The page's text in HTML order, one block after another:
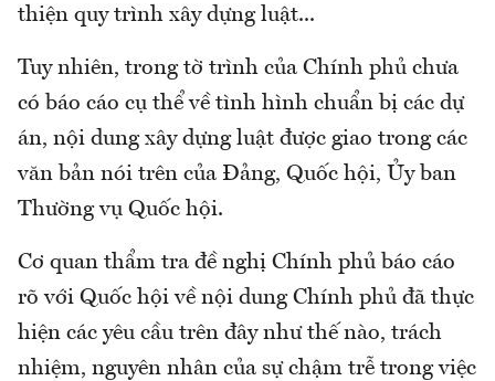
thiện quy trình xây dựng luật...
Tuy nhiên, trong tờ trình của Chính phủ chưa
có báo cáo cụ thể về tình hình chuẩn bị các dự
án, nội dung xây dựng luật được giao trong các
văn bản nói trên của Đảng, Quốc hội, Ủy ban
Thường vụ Quốc hội.
Cơ quan thẩm tra đề nghị Chính phủ báo cáo
rõ với Quốc hội về nội dung Chính phủ đã thực
hiện các yêu cầu trên đây như thế nào, trách
nhiệm, nguyên nhân của sự chậm trễ trong việc